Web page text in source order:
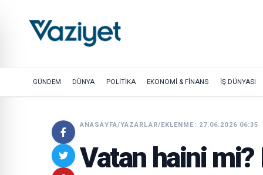
GÜNDEM DÜNYA POLİTİKA EKONOMİ & FİNANS İŞ DÜNYASI
ANASAYFA/YAZARLAR/EKLENME: 27.06.2026 06:35
Vatan haini mi?